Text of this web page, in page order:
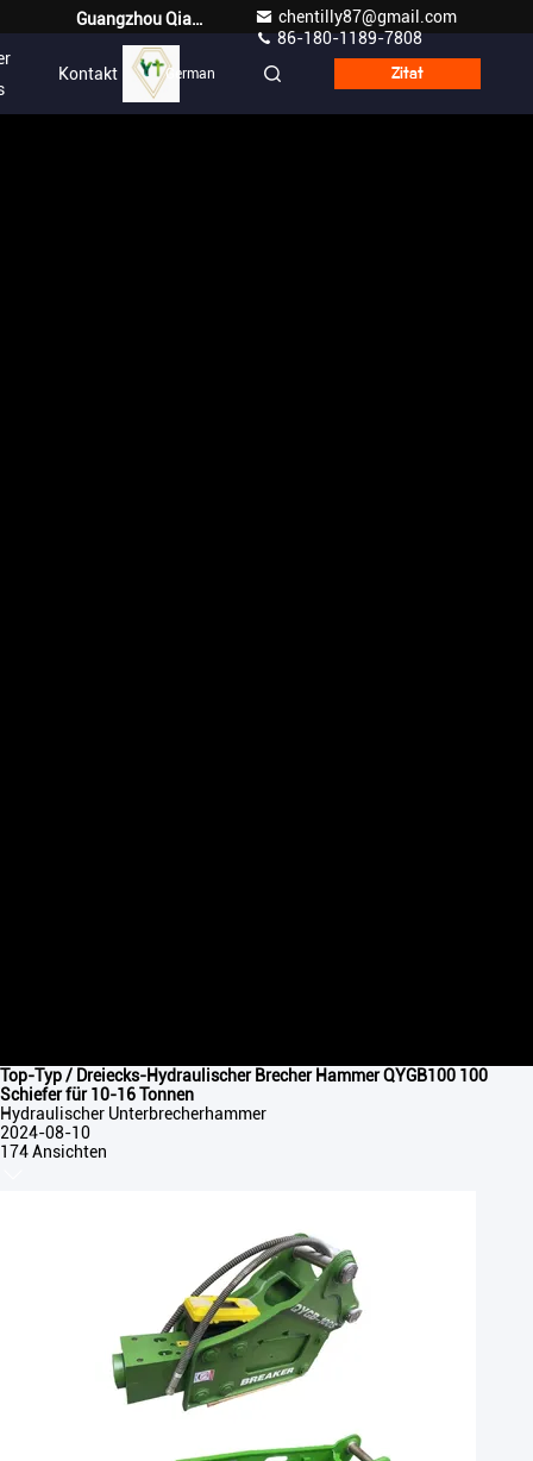
Guangzhou Qianyuan Construction Machinery Co,.LTD
chentilly87@gmail.com
86-180-1189-7808
Kontakt German Zitat
Top-Typ / Dreiecks-Hydraulischer Brecher Hammer QYGB100 100
Schiefer für 10-16 Tonnen
Hydraulischer Unterbrecherhammer
2024-08-10
174 Ansichten